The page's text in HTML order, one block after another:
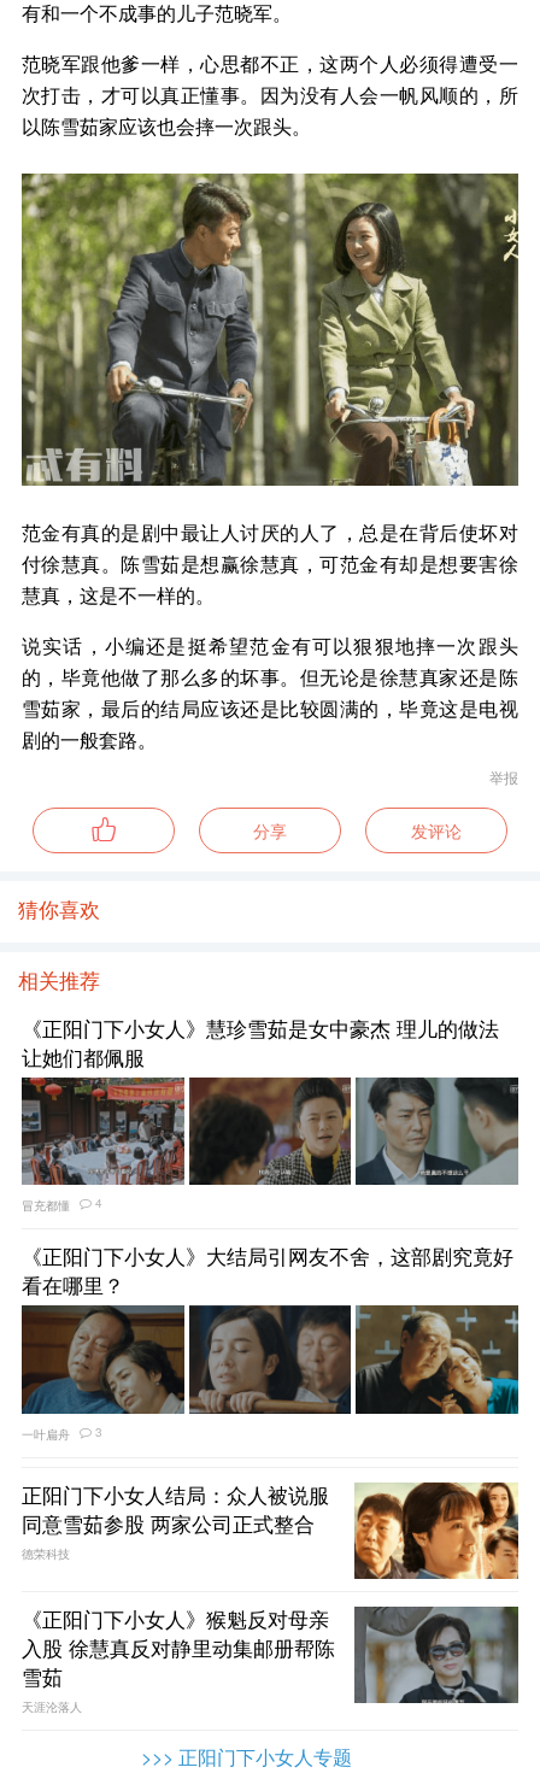
有和一个不成事的儿子范晓军。
范晓军跟他爹一样，心思都不正，这两个人必须得遭受一
次打击，才可以真正懂事。因为没有人会一帆风顺的，所
以陈雪茹家应该也会摔一次跟头。
范金有真的是剧中最让人讨厌的人了，总是在背后使坏对
付徐慧真。陈雪茹是想赢徐慧真，可范金有却是想要害徐
慧真，这是不一样的。
说实话，小编还是挺希望范金有可以狠狠地摔一次跟头
的，毕竟他做了那么多的坏事。但无论是徐慧真家还是陈
雪茹家，最后的结局应该还是比较圆满的，毕竟这是电视
剧的一般套路。
举报
分享 发评论
猜你喜欢
相关推荐
《正阳门下小女人》慧珍雪茹是女中豪杰 理儿的做法
让她们都佩服
冒充都懂 4
《正阳门下小女人》大结局引网友不舍，这部剧究竟好
看在哪里？
一叶扁舟 3
正阳门下小女人结局：众人被说服
同意雪茹参股 两家公司正式整合
德荣科技
《正阳门下小女人》猴魁反对母亲
入股 徐慧真反对静里动集邮册帮陈
雪茹
天涯沦落人
>>> 正阳门下小女人专题